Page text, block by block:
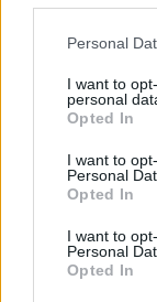
Personal
I want to
personal
Opted In
I want to
Personal
Opted In
I want to
Personal
Opted In